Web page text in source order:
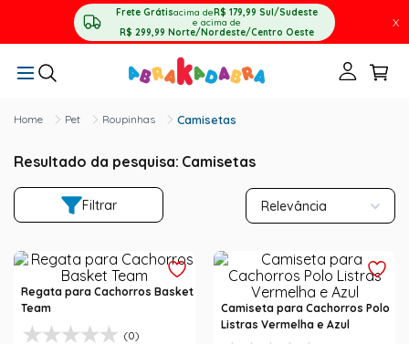
Frete Grátisacima deR$ 179,99 Sul/Sudeste
e acima de
R$ 299,99 Norte/Nordeste/Centro Oeste
X
Pet Roupinhas Camisetas
Resultado da pesquisa: Camisetas
Filtrar Relevância
Regata para Cachorros Basket
Team
(0)
Camiseta para Cachorros Polo
Listras Vermelha e Azul